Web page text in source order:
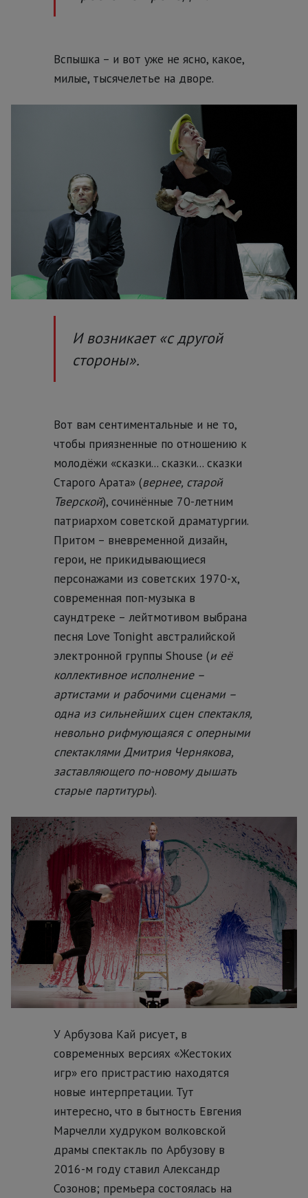
Вспышка – и вот уже не ясно, какое,
милые, тысячелетье на дворе.
И возникает «с другой
стороны».
Вот вам сентиментальные и не то,
чтобы приязненные по отношению к
молодёжи «сказки... сказки... сказки
Старого Арата» (вернее, старой
Тверской), сочинённые 70-летним
патриархом советской драматургии.
Притом – вневременной дизайн,
герои, не прикидывающиеся
персонажами из советских 1970-х,
современная поп-музыка в
саундтреке – лейтмотивом выбрана
песня Love Tonight австралийской
электронной группы Shouse (и её
коллективное исполнение –
артистами и рабочими сценами –
одна из сильнейших сцен спектакля,
невольно рифмующаяся с оперными
спектаклями Дмитрия Чернякова,
заставляющего по-новому дышать
старые партитуры).
У Арбузова Кай рисует, в
современных версиях «Жестоких
игр» его пристрастию находятся
новые интерпретации. Тут
интересно, что в бытность Евгения
Марчелли худруком волковской
драмы спектакль по Арбузову в
2016-м году ставил Александр
Созонов; премьера состоялась на